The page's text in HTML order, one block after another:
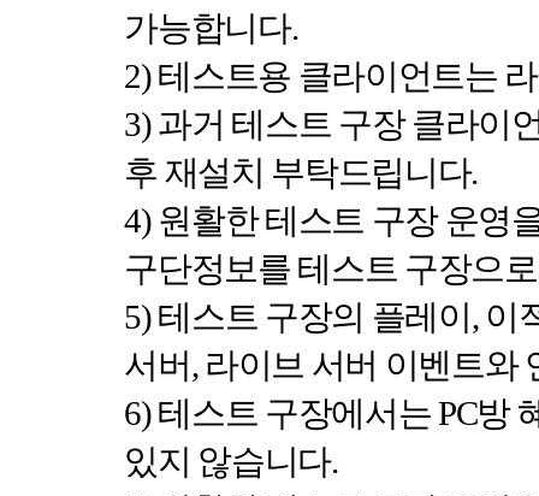
가능합니다.
2)테스트용 클라이언트는
3)과거 테스트 구장 클라이
후 재설치 부탁드립니다.
4) 원활한 테스트 구장 운영
구단정보를 테스트 구장으
5)테스트 구장의 플레이, 이
서버, 라이브 서버 이벤트와
6)테스트 구장에서는PC방
있지 않습니다.